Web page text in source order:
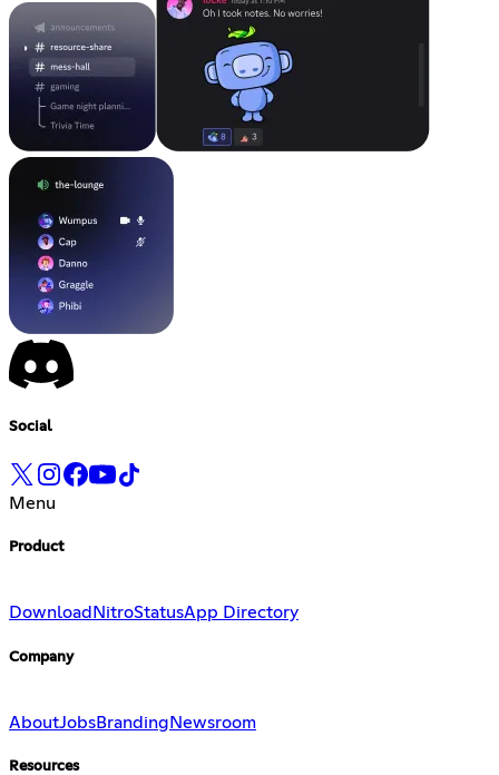
Social
Menu
Product
Download NitroStatusApp Directory
Company
AboutJobsBranding Newsroom
Resources